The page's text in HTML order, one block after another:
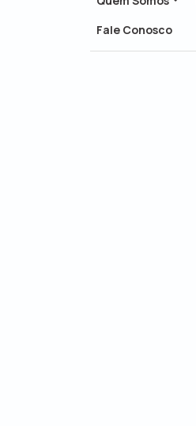
Fale Conosco